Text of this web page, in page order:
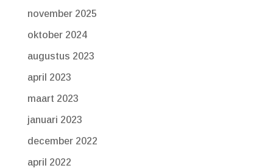
november 2025
oktober 2024
augustus 2023
april 2023
maart 2023
januari 2023
december 2022
april 2022